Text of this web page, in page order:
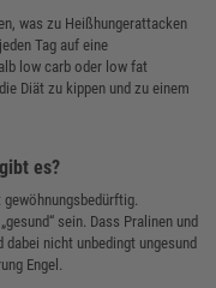
was zu Heißhungerattacken
Tag auf eine
low carb oder low fat
Diät zu kippen und zu einem
es?
sein. Dass Pralinen und
nicht unbedingt ungesund
Engel.